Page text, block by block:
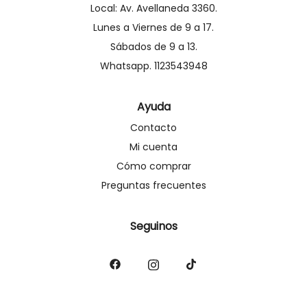
Local: Av. Avellaneda 3360.
Lunes a Viernes de 9 a 17.
Sábados de 9 a 13.
Whatsapp. 1123543948
Ayuda
Contacto
Mi cuenta
Cómo comprar
Preguntas frecuentes
Seguinos